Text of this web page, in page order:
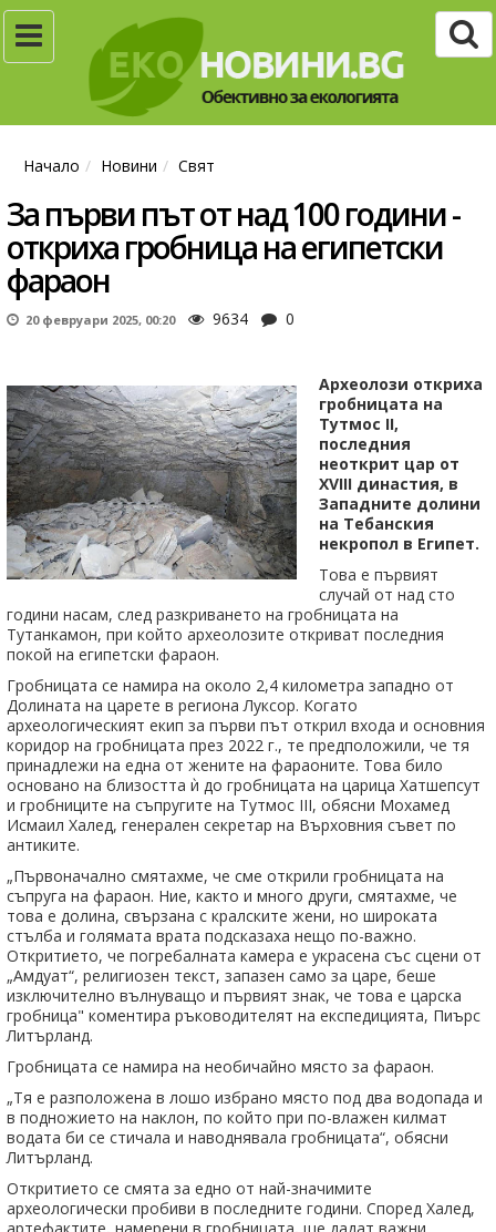
Начало Новини Свят
За първи път от над 100 години -
откриха гробница на египетски
фараон
20 февруари 2025, 00:20 9634 0
Археолози откриха
гробницата на
Тутмос II,
последния
неоткрит цар от
XVIII династия, в
Западните долини
на Тебанския
некропол в Египет.
Това е първият
случай от над сто
години насам, след разкриването на гробницата на
Тутанкамон, при който археолозите откриват последния
покой на египетски фараон.
Гробницата се намира на около 2,4 километра западно от
Долината на царете в региона Луксор. Когато
археологическият екип за първи път открил входа и основния
коридор на гробницата през 2022 г., те предположили, че тя
принадлежи на една от жените на фараоните. Това било
основано на близостта ѝ до гробницата на царица Хатшепсут
и гробниците на съпругите на Тутмос III, обясни Мохамед
Исмаил Халед, генерален секретар на Върховния съвет по
антиките.
„Първоначално смятахме, че сме открили гробницата на
съпруга на фараон. Ние, както и много други, смятахме, че
това е долина, свързана с кралските жени, но широката
стълба и голямата врата подсказаха нещо по-важно.
Откритието, че погребалната камера е украсена със сцени от
„Амдуат“, религиозен текст, запазен само за царе, беше
изключително вълнуващо и първият знак, че това е царска
гробница" коментира ръководителят на експедицията, Пиърс
Литърланд.
Гробницата се намира на необичайно място за фараон.
„Тя е разположена в лошо избрано място под два водопада и
в подножието на наклон, по който при по-влажен килмат
водата би се стичала и наводнявала гробницата“, обясни
Литърланд.
Откритието се смята за едно от най-значимите
археологически пробиви в последните години. Според Халед,